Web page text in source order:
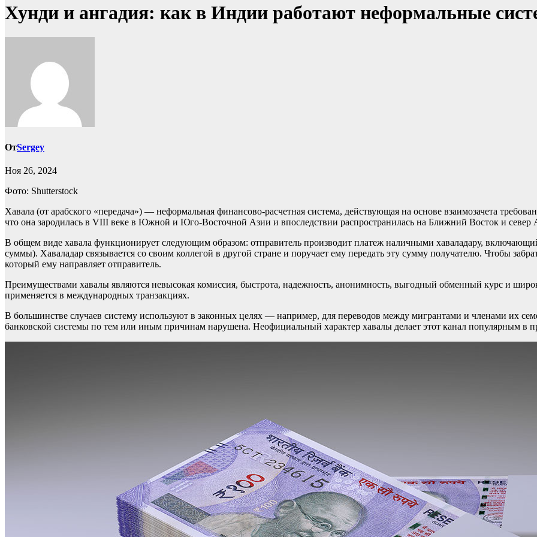
Хунди и ангадия: как в Индии работают неформальные
ОтSergey
Ноя 26, 2024
Фото: Shutterstock
Хавала (от арабского «передача») — неформальная финансово-расчетная система, действующая на основе взаимозачета
что она зародилась в VIII веке в Южной и Юго-Восточной Азии и впоследствии распространилась на Ближний Восток и север
В общем виде хавала функционирует следующим образом: отправитель производит платеж наличными хаваладару,
суммы). Хаваладар связывается со своим коллегой в другой стране и поручает ему передать эту сумму получателю. Чтобы
который ему направляет отправитель.
Преимуществами хавалы являются невысокая комиссия, быстрота, надежность, анонимность, выгодный обменный курс и
применяется в международных транзакциях.
В большинстве случаев систему используют в законных целях — например, для переводов между мигрантами и членами их
банковской системы по тем или иным причинам нарушена. Неофициальный характер хавалы делает этот канал популярным в